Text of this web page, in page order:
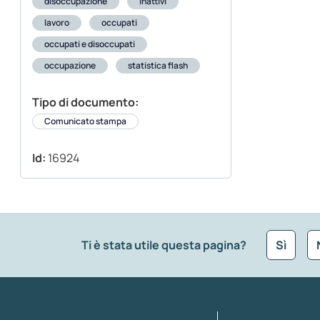
lavoro
occupati
occupati e disoccupati
occupazione
statistica flash
Tipo di documento:
Comunicato stampa
Id: 16924
Ti è stata utile questa pagina? Sì